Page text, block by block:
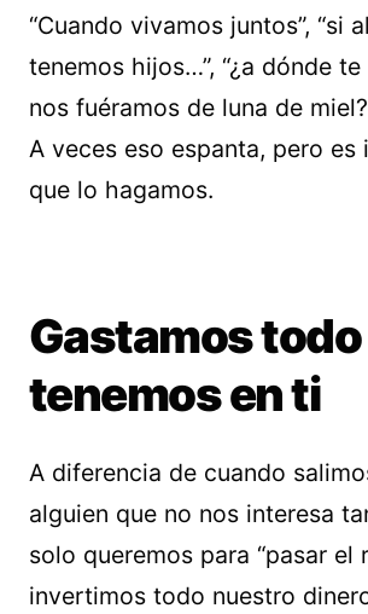
“Cuando vivamos juntos”, “si
tenemos hijos…”, “¿a dónde
nos fuéramos de luna de
A veces eso espanta, pero es
que lo hagamos.
Gastamos todo
tenemos en ti
A diferencia de cuando
alguien que no nos interesa
solo queremos para “pasar el
invertimos todo nuestro